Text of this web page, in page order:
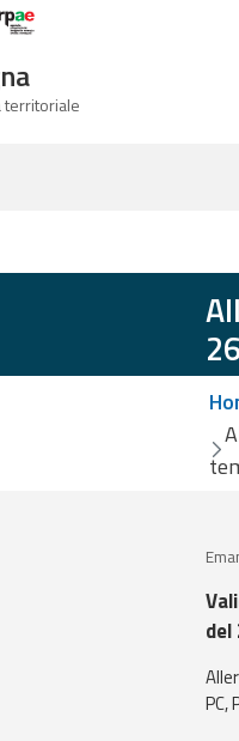
Arpae
territoriale
del
PC,